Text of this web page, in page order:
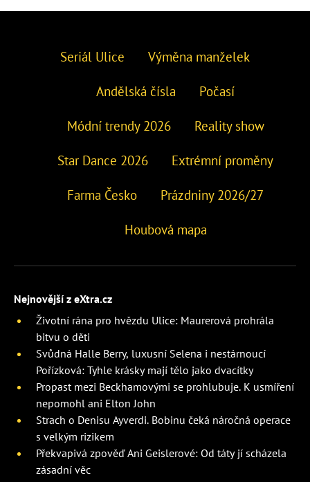
Seriál Ulice Výměna manželek
Andělská čísla Počasí
Módní trendy 2026 Reality show
Star Dance 2026 Extrémní proměny
Farma Česko Prázdniny 2026/27
Houbová mapa
Nejnovější z eXtra.cz
Životní rána pro hvězdu Ulice: Maurerová prohrála
bitvu o děti
Svůdná Halle Berry, luxusní Selena i nestárnoucí
Pořízková: Tyhle krásky mají tělo jako dvacítky
Propast mezi Beckhamovými se prohlubuje. K usmíření
nepomohl ani Elton John
Strach o Denisu Ayverdi. Bobinu čeká náročná operace
s velkým rizikem
Překvapivá zpověď Ani Geislerové: Od táty jí scházela
zásadní věc